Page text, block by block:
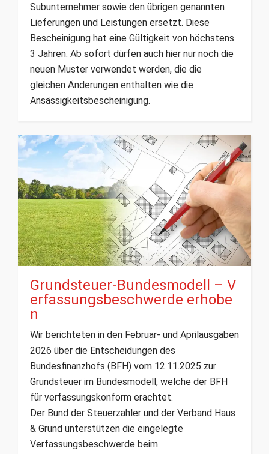
Subunternehmer sowie den übrigen genannten
Lieferungen und Leistungen ersetzt. Diese
Bescheinigung hat eine Gültigkeit von höchstens
3 Jahren. Ab sofort dürfen auch hier nur noch die
neuen Muster verwendet werden, die die
gleichen Änderungen enthalten wie die
Ansässigkeitsbescheinigung.
Grundsteuer-Bundesmodell – V
erfassungsbeschwerde erhobe
n
Wir berichteten in den Februar- und Aprilausgaben
2026 über die Entscheidungen des
Bundesfinanzhofs (BFH) vom 12.11.2025 zur
Grundsteuer im Bundesmodell, welche der BFH
für verfassungskonform erachtet.
Der Bund der Steuerzahler und der Verband Haus
& Grund unterstützen die eingelegte
Verfassungsbeschwerde beim